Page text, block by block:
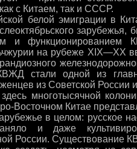
с Китаем, так и СССР.
белой эмиграции в
и функционированием
на рубеже XIX—XX
КВЖД стали одной из
из Советской России и
многотысячной
Восточном Китае
в целом: русское
и даже
России. Существование